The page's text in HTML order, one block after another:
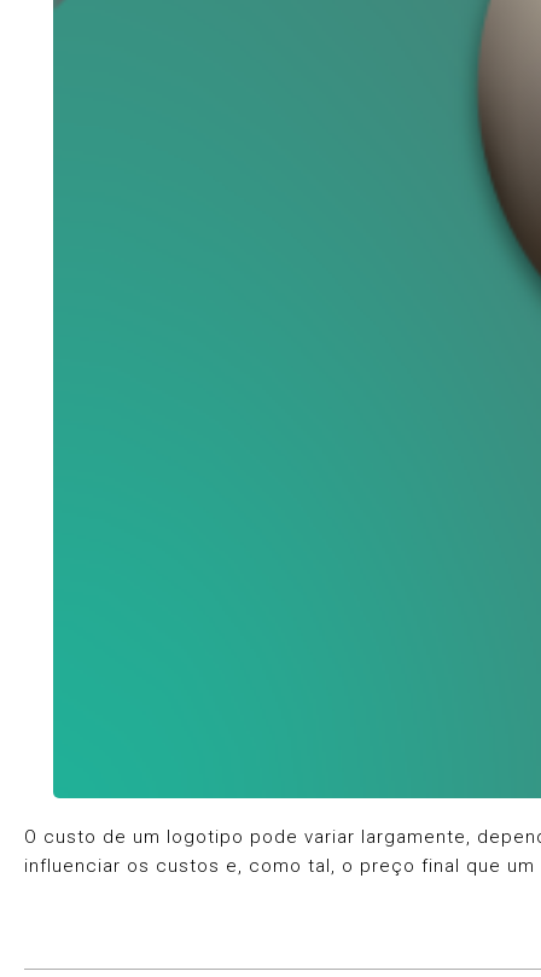
O custo de um logotipo pode variar largamente,
influenciar os custos e, como tal, o preço final que